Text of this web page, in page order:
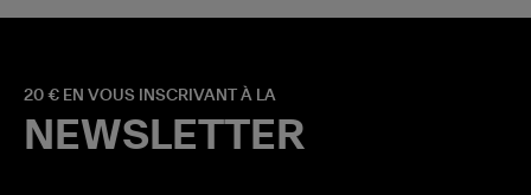
20 € EN VOUS INSCRIVANT À LA
NEWSLETTER